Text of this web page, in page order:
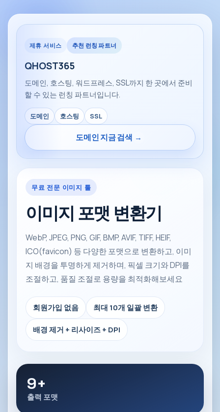
제휴 서비스 추천 런칭 파트너
QHOST365
도메인, 호스팅, 워드프레스, SSL까지 한 곳에서 준비
할 수 있는 런칭 파트너입니다.
도메인 호스팅 SSL
도메인 지금 검색 →
무료 전문 이미지 툴
이미지 포맷 변환기
WebP, JPEG, PNG, GIF, BMP, AVIF, TIFF, HEIF,
ICO(favicon) 등 다양한 포맷으로 변환하고, 이미
지 배경을 투명하게 제거하며, 픽셀 크기와 DPI를
조절하고, 품질 조절로 용량을 최적화해보세요
회원가입 없음 최대 10개 일괄 변환
배경 제거 + 리사이즈 + DPI
9+
출력 포맷